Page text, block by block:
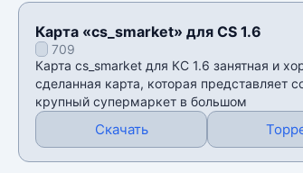
Карта «cs_smarket» для CS 1.6
709
Карта cs_smarket для КС 1.6 занятная и
сделанная карта, которая представляет
крупный супермаркет в большом
Скачать